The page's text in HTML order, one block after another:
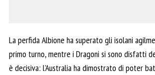
La perfida Albione ha superato gli isolani
primo turno, mentre i Dragoni si sono disfatti
è decisiva: l’Australia ha dimostrato di poter